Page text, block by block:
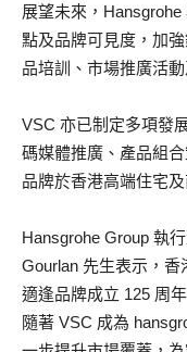
展望未來，
點及品牌可見度，加
品培訓、市場推廣活
VSC 亦已制定多項發
碼媒體推廣、產品組
品牌於香港高端住宅
Hansgrohe Group 執
Gourlan 先生表示，
適逢品牌成立 125 周
隨著 VSC 成為